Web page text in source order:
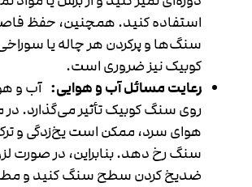
استفاده کنید. همچنین، حفظ
سنگ‌ها و پرکردن هر چاله یا
کوبیک نیز ضروری است.
رعایت مسائل آب و هوایی: آب و
روی سنگ کوبیک تأثیر می‌گذارد. در
هوای سرد، ممکن است یخ‌زدگی و
سنگ رخ دهد. بنابراین، در صورت
ضدیخ کردن سطح سنگ کنید و